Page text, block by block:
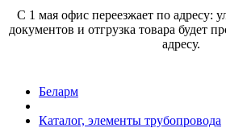
С 1 мая офис переезжает по адресу:
документов и отгрузка товара будет
адресу.
Беларм
Каталог, элементы трубопровода